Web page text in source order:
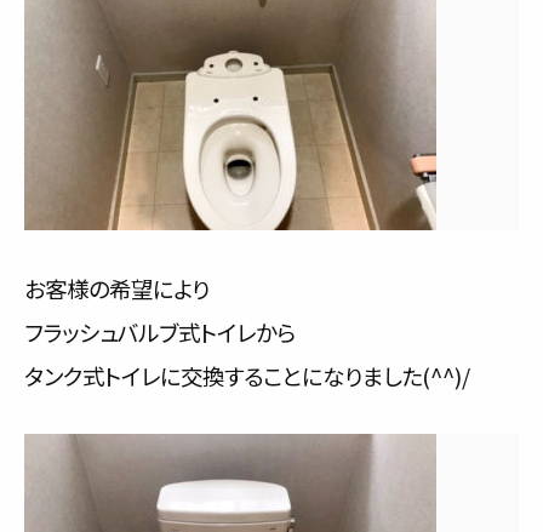
お客様の希望により
フラッシュバルブ式トイレから
タンク式トイレに交換することになりました(^^)/